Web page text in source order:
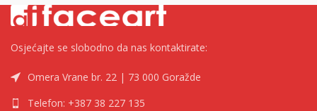
Osjećajte se slobodno da nas kontaktirate:
Omera Vrane br. 22 | 73 000 Goražde
Telefon: +387 38 227 135